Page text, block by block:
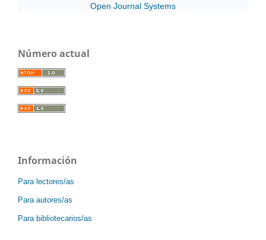
Open Journal Systems
Número actual
Información
Para lectores/as
Para autores/as
Para bibliotecarios/as